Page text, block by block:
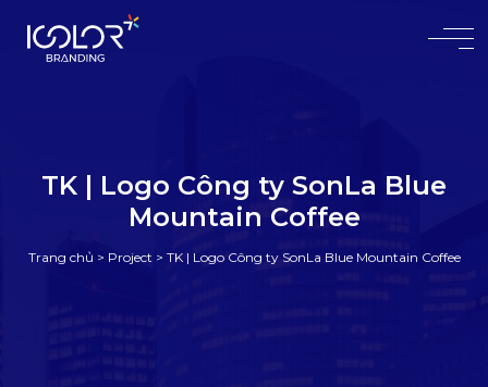
#
TK | Logo Công ty SonLa Blue
Mountain Coffee
Trang chủ > Project > TK | Logo Công ty SonLa Blue Mountain Coffee